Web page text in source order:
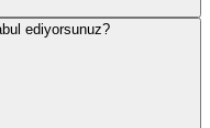
ediyorsunuz?